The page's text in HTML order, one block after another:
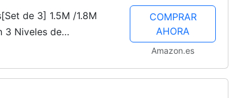
de 3] 1.5M /1.8M
3 Niveles de
COMPRAR
AHORA
Amazon.es